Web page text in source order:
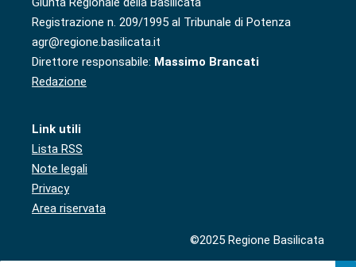
Registrazione n. 209/1995 al Tribunale di Potenza
agr@regione.basilicata.it
Direttore responsabile: Massimo Brancati
Redazione
Link utili
Lista RSS
Note legali
Privacy
Area riservata
©2025 Regione Basilicata